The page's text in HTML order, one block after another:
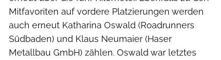
Mitfavoriten auf vordere Platzierungen werden
auch erneut Katharina Oswald (Roadrunners
Südbaden) und Klaus Neumaier (Haser
Metallbau GmbH) zählen. Oswald war letztes